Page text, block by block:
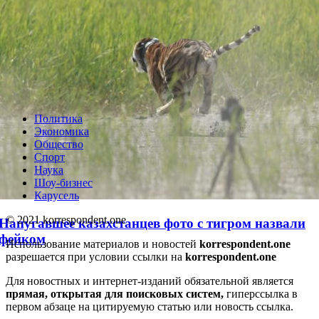
по БАКАД подорожает вдвое: названы
тарифы
казахстанцев фото с тигром назвали
Политика
Экономика
Общество
Спорт
Наука
Шоу-бизнес
Карусель
© 2021 korrespondent.one
Использование материалов и новостей korrespondent.one
разрешается при условии ссылки на korrespondent.one
Для новостных и интернет-изданий обязательной является
прямая, открытая для поисковых систем, гиперссылка в
первом абзаце на цитируемую статью или новость ссылка.